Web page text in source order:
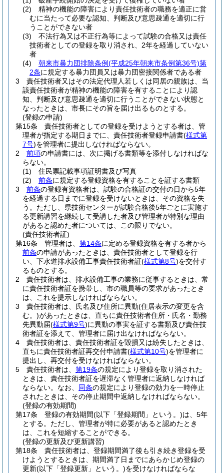
(2)
精神の機能の障害により責任技術者の職務を適正に営
むに当たって必要な認知、判断及び意思疎通を適切に行
うことができない者
(3)
不法行為又は不正行為等によって試験の合格又は責任
技術者としての登録を取り消され、2年を経過していない
者
(4)
朝来市暴力団排除条例(平成25年朝来市条例第36号)第
2条に規定する暴力団員又は暴力団密接関係者である者
3
責任技術者又はその法定代理人若しくは同居の親族は、当
該責任技術者が精神の機能の障害を有することにより認
知、判断及び意思疎通を適切に行うことができない状態と
なったときは、市長にその旨を届け出るものとする。
(登録の申請)
第15条
責任技術者としての登録を受けようとする者は、管
理者が指定する期日までに、責任技術者登録申請書(様式第
7号)を管理者に提出しなければならない。
2
前項の申請書には、次に掲げる書類等を添付しなければな
らない。
(1)
住民票記載事項証明書及び写真
(2)
前条に規定する登録資格を有することを証する書類
3
前条の登録有資格者は、試験の合格証の交付の日から5年
を経過する日までに登録を受けないときは、その資格を失
う。 ただし、県技術センターが試験合格後5年ごとに実施す
る更新講習を継続して受講した者及び管理者が特別な理由
があると認めた者については、この限りでない。
(責任技術者証)
第16条
管理者は、 第14条に定める登録資格を有する者から
前条の申請があったときは、責任技術者として登録を行
い、下水道排水設備工事責任技術者証(様式第8号)を交付す
るものとする。
2
責任技術者は、排水設備工事の業務に従事するときは、常
に責任技術者証を携帯し、市の職員等の要求があったとき
は、これを提示しなければならない。
3
責任技術者は、氏名及び住所に異動(住居表示の変更を含
む。)があったときは、直ちに責任技術者住所・氏名・勤務
先異動届(様式第9号)に異動の事実を証する書類及び責任技
術者証を添えて、管理者に届け出なければならない。
4
責任技術者は、責任技術者証を毀損又は紛失したときは、
直ちに責任技術者証再交付申請書(様式第10号)を管理者に
提出し、再交付を受けなければならない。
5
責任技術者は、 第19条の規定により登録を取り消された
ときは、責任技術者証を遅滞なく管理者に返納しなければ
ならない。 なお、 同条の規定により登録の効力を一時停止
されたときは、その停止期間中返納しなければならない。
(登録の有効期間)
第17条
登録の有効期間(以下「登録期間」という。)は、5年
とする。 ただし、管理者が特に必要があると認めたとき
は、これを短縮することができる。
(登録の更新及び更新講習)
第18条
責任技術者は、登録期間満了後も引き続き登録を受
けようとするときは、期間満了日までにあらかじめ登録の
更新(以下「登録更新」という。)を受けなければならな